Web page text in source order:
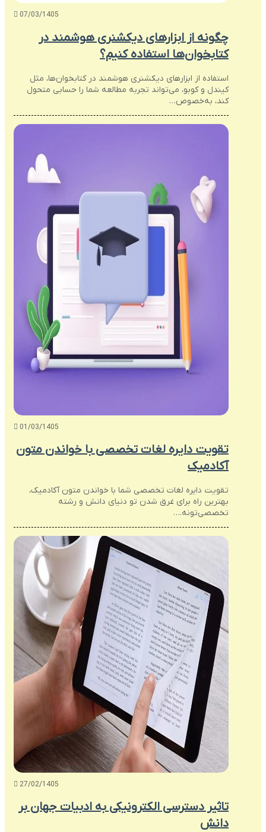
07/03/1405
چگونه از ابزارهای دیکشنری هوشمند در
کتابخوان‌ها استفاده کنیم؟
استفاده از ابزارهای دیکشنری هوشمند در کتابخوان‌ها، مثل
کیندل و کوبو، می‌تواند تجربه مطالعه شما را حسابی متحول
کند، به‌خصوص…
01/03/1405
تقویت دایره لغات تخصصی با خواندن متون
آکادمیک
تقویت دایره لغات تخصصی شما با خواندن متون آکادمیک،
بهترین راه برای غرق شدن تو دنیای دانش و رشته
تخصصی‌تونه.…
27/02/1405
تاثیر دسترسی الکترونیکی به ادبیات جهان بر
دانش